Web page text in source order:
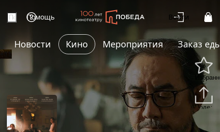
Помощь Войти
Новости Кино Мероприятия Заказ
+11